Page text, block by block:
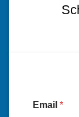
Email *